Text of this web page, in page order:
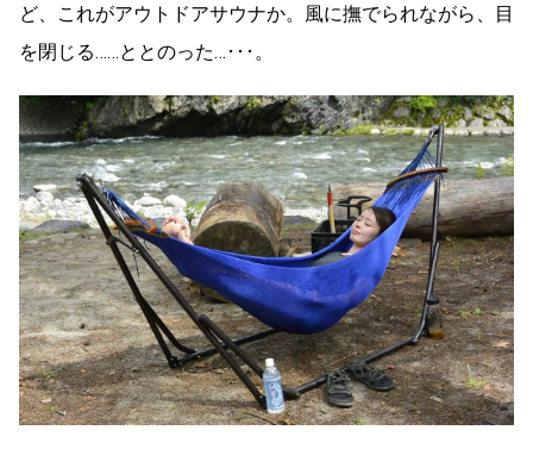
ど、これがアウトドアサウナか。風に撫でられながら、目
を閉じる……ととのった…･･･。